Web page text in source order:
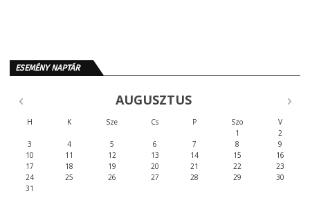
ESEMÉNY NAPTÁR
AUGUSZTUS
H K Sze Cs P Szo
V
1
2
3
4 5 6 7 8
9
10
11 12 13 14 15
16
17
18 19 20 21 22
23
24
25 26 27 28 29
30
31